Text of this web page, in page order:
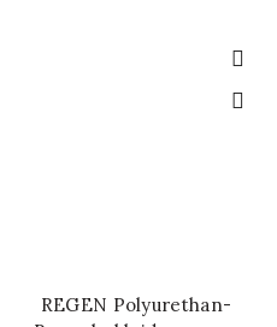
IN DEN WARENKORB
REGEN Polyurethan-